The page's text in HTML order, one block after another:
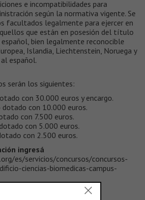
e incompatibilidades para
según la normativa vigente. Se
facultados legalmente para ejercer en
que están en posesión del título
bien legalmente reconocible
Islandia, Liechtenstein, Noruega y
español.
serán los siguientes:
con 30.000 euros y encargo.
dotado con 10.000 euros.
con 7.500 euros.
con 5.000 euros.
con 2.500 euros.
ingresá
es/servicios/concursos/concursos-
ciencias-biomedicas-campus-